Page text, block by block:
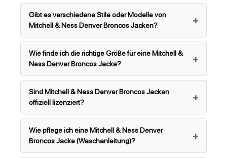
Gibt es verschiedene Stile oder Modelle von
Mitchell & Ness Denver Broncos Jacken?
Wie finde ich die richtige Größe für eine Mitchell &
Ness Denver Broncos Jacke?
Sind Mitchell & Ness Denver Broncos Jacken
offiziell lizenziert?
Wie pflege ich eine Mitchell & Ness Denver
Broncos Jacke (Waschanleitung)?